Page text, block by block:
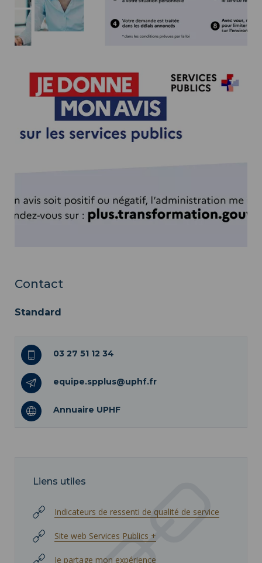
Contact
Standard
03 27 51 12 34
equipe.spplus@uphf.fr
Annuaire UPHF
Liens utiles
Indicateurs de ressenti de qualité de service
Site web Services Publics +
Je partage mon expérience